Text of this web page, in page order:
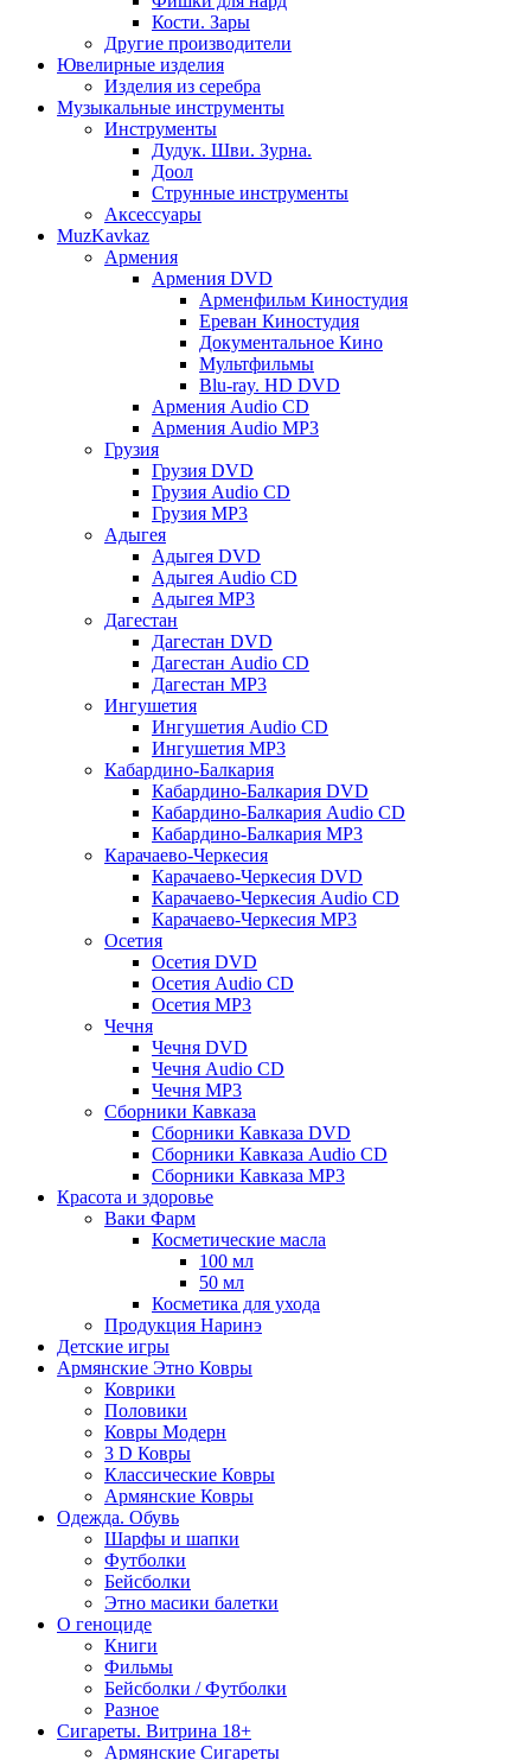
Кости. Зары
Другие производители
Ювелирные изделия
Изделия из серебра
Музыкальные инструменты
Инструменты
Дудук. Шви. Зурна.
Доол
Струнные инструменты
Аксессуары
MuzKavkaz
Армения
Армения DVD
Арменфильм Киностудия
Ереван Киностудия
Документальное Кино
Мультфильмы
Blu-ray. HD DVD
Армения Audio CD
Армения Audio MP3
Грузия
Грузия DVD
Грузия Audio CD
Грузия MP3
Адыгея
Адыгея DVD
Адыгея Audio CD
Адыгея MP3
Дагестан
Дагестан DVD
Дагестан Audio CD
Дагестан MP3
Ингушетия
Ингушетия Audio CD
Ингушетия MP3
Кабардино-Балкария
Кабардино-Балкария DVD
Кабардино-Балкария Audio CD
Кабардино-Балкария MP3
Карачаево-Черкесия
Карачаево-Черкесия DVD
Карачаево-Черкесия Audio CD
Карачаево-Черкесия MP3
Осетия
Осетия DVD
Осетия Audio CD
Осетия MP3
Чечня
Чечня DVD
Чечня Audio CD
Чечня MP3
Сборники Кавказа
Сборники Кавказа DVD
Сборники Кавказа Audio CD
Сборники Кавказа MP3
Красота и здоровье
Ваки Фарм
Косметические масла
100 мл
50 мл
Косметика для ухода
Продукция Наринэ
Детские игры
Армянские Этно Ковры
Коврики
Половики
Ковры Модерн
3 D Ковры
Классические Ковры
Армянские Ковры
Одежда. Обувь
Шарфы и шапки
Футболки
Бейсболки
Этно масики балетки
О геноциде
Книги
Фильмы
Бейсболки / Футболки
Разное
Сигареты. Витрина 18+
Армянские Сигареты